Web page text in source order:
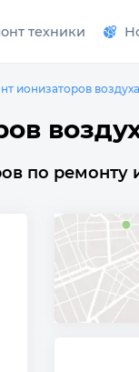
техники
ионизаторов воздуха
по ремонту